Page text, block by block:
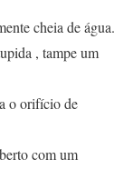
cheia de água.
, tampe um
o orifício de
com um